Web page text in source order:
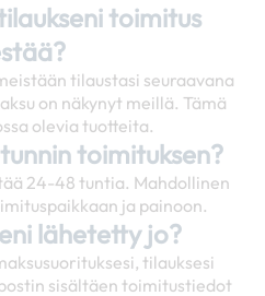
toimitus
tilaustasi seuraavana
on näkynyt meillä. Tämä
olevia tuotteita.
toimituksen?
24-48 tuntia. Mahdollinen
ja painoon.
lähetetty jo?
tilauksesi
sisältäen toimitustiedot